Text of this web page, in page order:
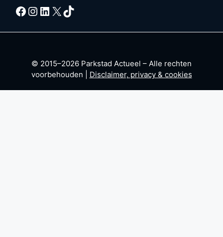
Facebook
Instagram
LinkedIn
X TikTok
© 2015–2026 Parkstad Actueel – Alle rechten
voorbehouden | Disclaimer, privacy & cookies